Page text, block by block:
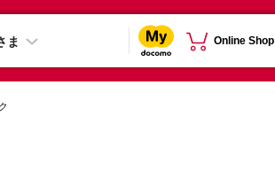
ま Online Shop